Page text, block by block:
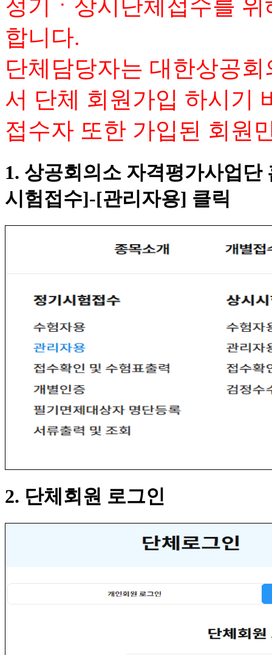
정기ㆍ상시단체접수를
합니다.
단체담당자는 대한상공
서 단체 회원가입 하시기
접수자 또한 가입된 회원
1. 상공회의소 자격평가사업
시험접수]-[관리자용] 클릭
2. 단체회원 로그인